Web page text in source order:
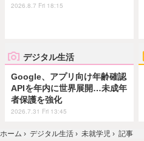
2026.8.7 Fri 18:15
デジタル生活
Google、アプリ向け年齢確認
APIを年内に世界展開…未成年
者保護を強化
2026.7.31 Fri 13:45
ホーム › デジタル生活 › 未就学児 › 記事